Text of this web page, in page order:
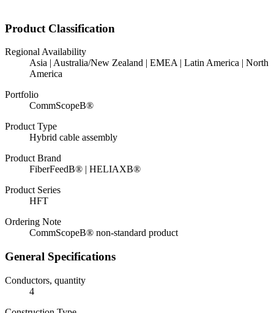
Product Classification
Regional Availability
Asia | Australia/New Zealand | EMEA | Latin America | North
America
Portfolio
CommScopeВ®
Product Type
Hybrid cable assembly
Product Brand
FiberFeedВ® | HELIAXВ®
Product Series
HFT
Ordering Note
CommScopeВ® non-standard product
General Specifications
Conductors, quantity
4